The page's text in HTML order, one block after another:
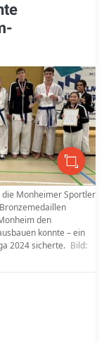
Monheimer Sportler
den
konnte – ein
2024 sicherte. Bild: